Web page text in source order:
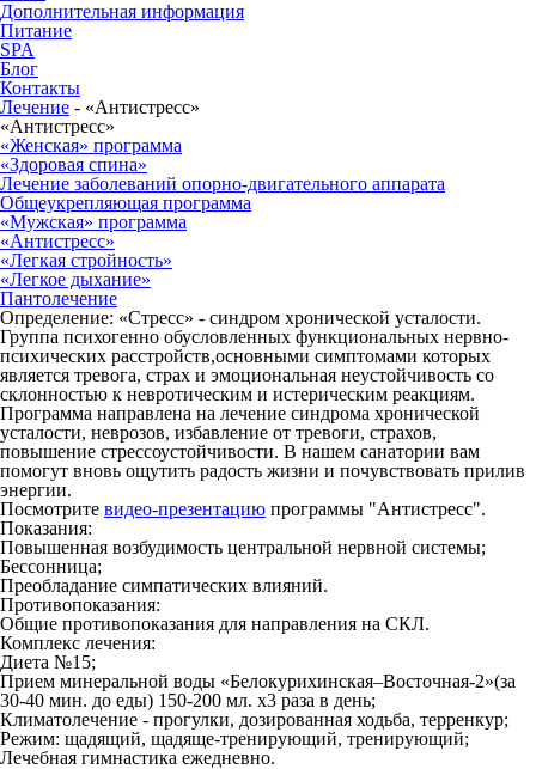
Дополнительная информация
Питание
SPA
Блог
Контакты
Лечение - «Антистресс»
«Антистресс»
«Женская» программа
«Здоровая спина»
Лечение заболеваний опорно-двигательного аппарата
Общеукрепляющая программа
«Мужская» программа
«Антистресс»
«Легкая стройность»
«Легкое дыхание»
Пантолечение
Определение: «Стресс» - синдром хронической усталости.
Группа психогенно обусловленных функциональных нервно-
психических расстройств,основными симптомами которых
является тревога, страх и эмоциональная неустойчивость со
склонностью к невротическим и истерическим реакциям.
Программа направлена на лечение синдрома хронической
усталости, неврозов, избавление от тревоги, страхов,
повышение стрессоустойчивости. В нашем санатории вам
помогут вновь ощутить радость жизни и почувствовать прилив
энергии.
Посмотрите видео-презентацию программы "Антистресс".
Показания:
Повышенная возбудимость центральной нервной системы;
Бессонница;
Преобладание симпатических влияний.
Противопоказания:
Общие противопоказания для направления на СКЛ.
Комплекс лечения:
Диета №15;
Прием минеральной воды «Белокурихинская–Восточная-2»(за
30-40 мин. до еды) 150-200 мл. х3 раза в день;
Климатолечение - прогулки, дозированная ходьба, терренкур;
Режим: щадящий, щадяще-тренирующий, тренирующий;
Лечебная гимнастика ежедневно.